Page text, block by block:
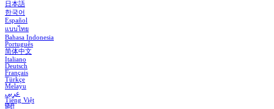
日本語
한국어
Español
แบบไทย
Bahasa Indonesia
Português
简体中文
Italiano
Deutsch
Français
Türkçe
Melayu
عربي
Tiếng Việt
हिंदी